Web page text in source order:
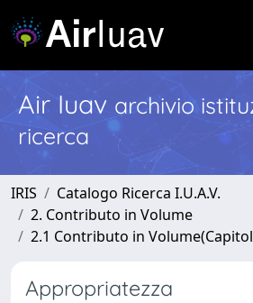
Air Iuav archivio
ricerca
IRIS
Catalogo Ricerca I.U.A.V.
2. Contributo in Volume
2.1 Contributo in
Appropriatezza